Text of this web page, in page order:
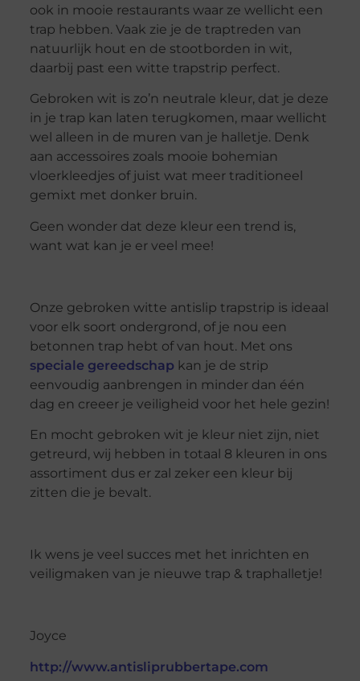
ook in mooie restaurants waar ze wellicht een
trap hebben. Vaak zie je de traptreden van
natuurlijk hout en de stootborden in wit,
daarbij past een witte trapstrip perfect.
Gebroken wit is zo’n neutrale kleur, dat je deze
in je trap kan laten terugkomen, maar wellicht
wel alleen in de muren van je halletje. Denk
aan accessoires zoals mooie bohemian
vloerkleedjes of juist wat meer traditioneel
gemixt met donker bruin.
Geen wonder dat deze kleur een trend is,
want wat kan je er veel mee!
Onze gebroken witte antislip trapstrip is ideaal
voor elk soort ondergrond, of je nou een
betonnen trap hebt of van hout. Met ons
speciale gereedschap kan je de strip
eenvoudig aanbrengen in minder dan één
dag en creeer je veiligheid voor het hele gezin!
En mocht gebroken wit je kleur niet zijn, niet
getreurd, wij hebben in totaal 8 kleuren in ons
assortiment dus er zal zeker een kleur bij
zitten die je bevalt.
Ik wens je veel succes met het inrichten en
veiligmaken van je nieuwe trap & traphalletje!
Joyce
http://www.antisliprubbertape.com